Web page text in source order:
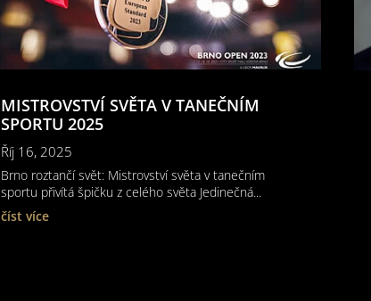
MISTROVSTVÍ SVĚTA V TANEČNÍM
SPORTU 2025
Říj 16, 2025
Brno roztančí svět: Mistrovství světa v tanečním
sportu přivítá špičku z celého světa Jedinečná...
číst více